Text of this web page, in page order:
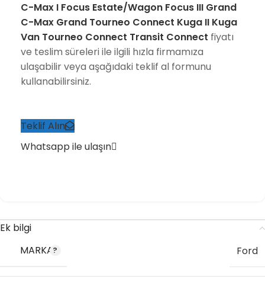
C-Max I Focus Estate/Wagon Focus III Grand
C-Max Grand Tourneo Connect Kuga II Kuga
Van Tourneo Connect Transit Connect fiyatı
ve teslim süreleri ile ilgili hızla firmamıza
ulaşabilir veya aşağıdaki teklif al formunu
kullanabilirsiniz.
Teklif Alın
Whatsapp ile ulaşın
Ek bilgi
MARKA
Ford